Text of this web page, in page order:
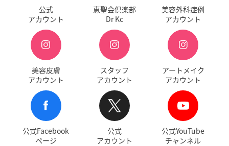
公式
アカウント
恵聖会倶楽部
Dr Kc
美容外科症例
アカウント
美容皮膚
アカウント
スタッフ
アカウント
アートメイク
アカウント
公式Facebook
ページ
公式
アカウント
公式YouTube
チャンネル